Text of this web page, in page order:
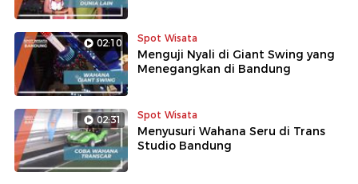
02:10 Spot Wisata
Menguji Nyali di Giant Swing yang
Menegangkan di Bandung
02:31 Spot Wisata
Menyusuri Wahana Seru di Trans
Studio Bandung